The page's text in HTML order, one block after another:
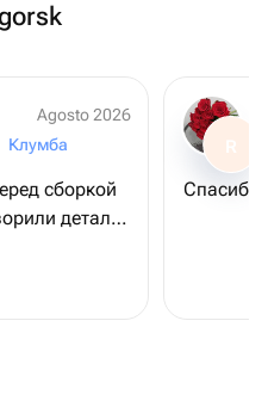
Agosto 2026
Клумба
сборкой
детали
R
Спасибо